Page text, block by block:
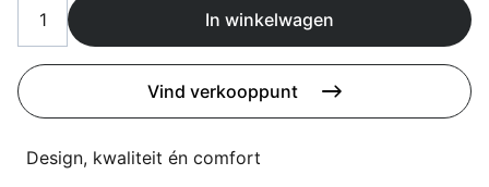
Overig
Deals
Flagship stores
Contact
Support
In winkelwagen
Vind verkooppunt
Design, kwaliteit én comfort